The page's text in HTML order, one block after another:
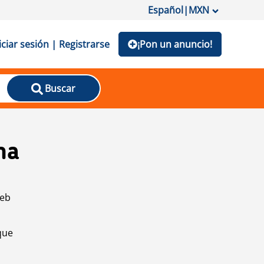
Español|MXN
sesión | Registrarse ¡Pon un anuncio!
Buscar